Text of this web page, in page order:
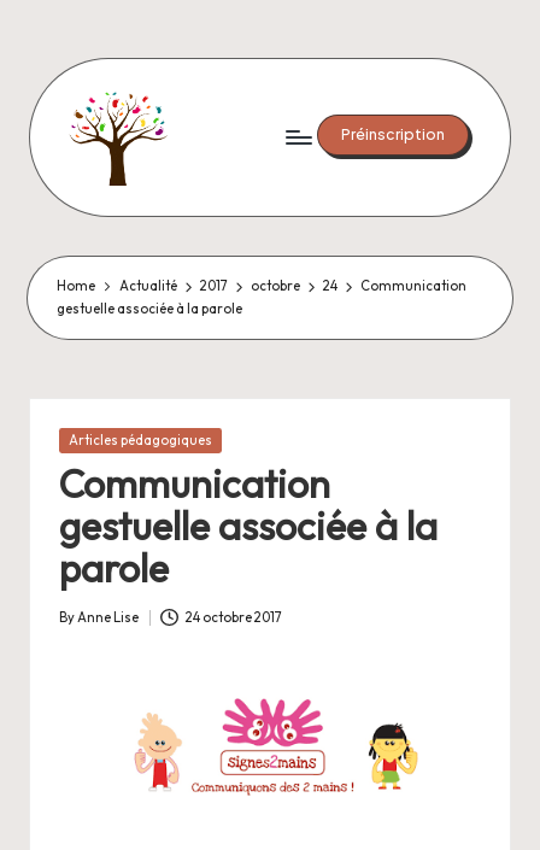
Préinscription
Home Actualité 2017 octobre 24
Communication
gestuelle associée à la parole
Posted
Articles pédagogiques
Communication
gestuelle associée à la
parole
Posted
ByAnne Lise 24 octobre 2017